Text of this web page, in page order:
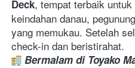
Deck, tempat terbaik
keindahan danau,
yang memukau. Setelah
check-in dan beristirahat.
Bermalam di Toyako